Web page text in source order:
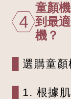
4
童顏
到最
機？
選購童顏
1. 根據